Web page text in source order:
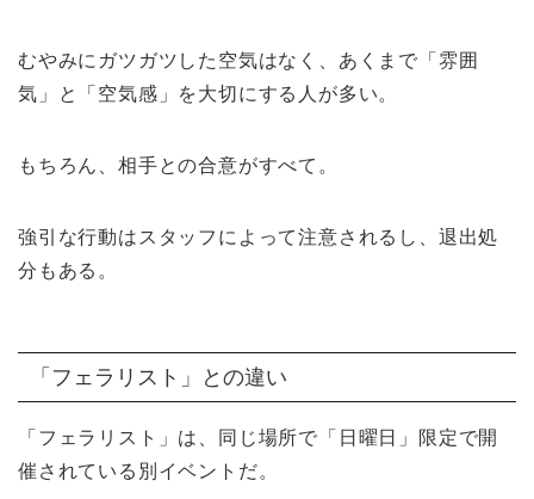
むやみにガツガツした空気はなく、あくまで「雰囲
気」と「空気感」を大切にする人が多い。
もちろん、相手との合意がすべて。
強引な行動はスタッフによって注意されるし、退出処
分もある。
「フェラリスト」との違い
「フェラリスト」は、同じ場所で「日曜日」限定で開
催されている別イベントだ。